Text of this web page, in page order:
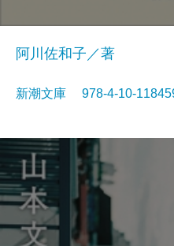
阿川佐和子／著
新潮文庫 978-4-10-